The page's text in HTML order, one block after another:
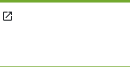
open_in_new